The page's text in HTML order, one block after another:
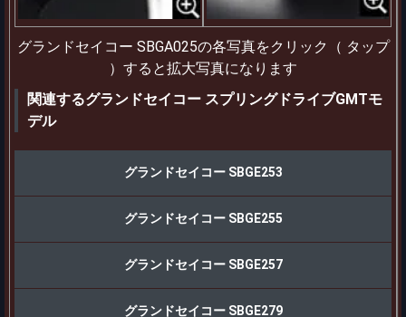
グランドセイコー SBGA025の各写真をクリック（ タップ
）すると拡大写真になります
関連するグランドセイコー スプリングドライブGMTモ
デル
グランドセイコー SBGE253
グランドセイコー SBGE255
グランドセイコー SBGE257
グランドセイコー SBGE279